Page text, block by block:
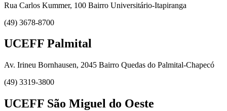
Rua Carlos Kummer, 100 Bairro Universitário-Itapiranga
(49) 3678-8700
UCEFF Palmital
Av. Irineu Bornhausen, 2045 Bairro Quedas do Palmital-Chapecó
(49) 3319-3800
UCEFF São Miguel do Oeste